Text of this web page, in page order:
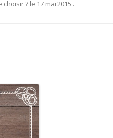
choisir ? le 17 mai 2015 .